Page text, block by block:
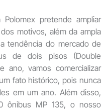
pretende ampliar
motivos, além da ampla
tendência do mercado de
de dois pisos (Double
ano, vamos comercializar
fato histórico, pois nunca
em um ano. Além disso,
ônibus MP 135, o nosso